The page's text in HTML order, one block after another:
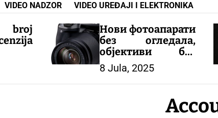
VIDEO NADZOR VIDEO UREĐAJI I ELEKTRONIKA
broj
Нови фотоапарати
без огледала,
објективи без
огледала.
8 Jula, 2025